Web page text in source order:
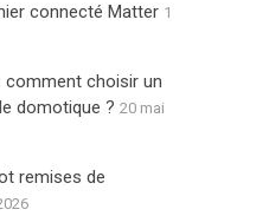
connecté Matter 1
comment choisir un
domotique ? 20 mai
remises de